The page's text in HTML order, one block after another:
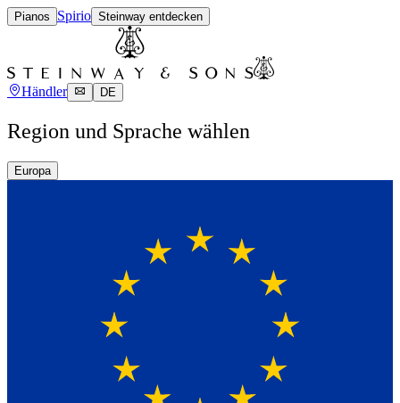
Pianos Spirio Steinway entdecken
Händler DE
Region und Sprache wählen
Europa